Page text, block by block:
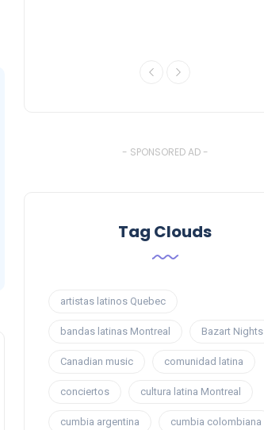
- SPONSORED AD -
Tag Clouds
artistas latinos Quebec
bandas latinas Montreal Bazart Nights
Canadian music comunidad latina
conciertos cultura latina Montreal
cumbia argentina cumbia colombiana